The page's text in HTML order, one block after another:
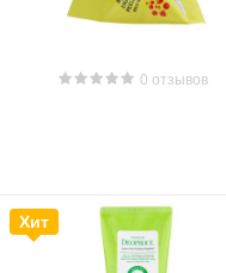
0 отзывов
Хит